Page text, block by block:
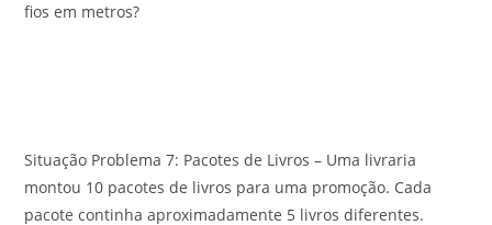
fios em metros?
Situação Problema 7: Pacotes de Livros – Uma livraria
montou 10 pacotes de livros para uma promoção. Cada
pacote continha aproximadamente 5 livros diferentes.